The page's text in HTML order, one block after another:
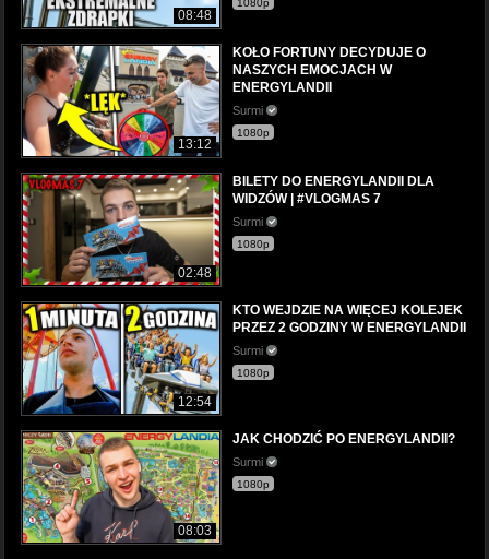
08:48
1080p
13:12
KOŁO FORTUNY DECYDUJE O
NASZYCH EMOCJACH W
ENERGYLANDII
Surmi
1080p
02:48
BILETY DO ENERGYLANDII DLA
WIDZÓW | #VLOGMAS 7
Surmi
1080p
12:54
KTO WEJDZIE NA WIĘCEJ KOLEJEK
PRZEZ 2 GODZINY W ENERGYLANDII
Surmi
1080p
08:03
JAK CHODZIĆ PO ENERGYLANDII?
Surmi
1080p